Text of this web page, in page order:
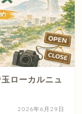
ローカルニュ
2026年6月29日